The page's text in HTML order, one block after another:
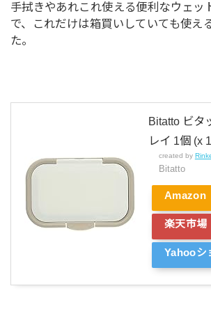
手拭きやあれこれ使える便利なウェッ
で、これだけは箱買いしていても使え
た。
Bitatto ビタ
レイ 1個 (x
created by
Bitatto
Amazon
楽天市場
Yahooシ